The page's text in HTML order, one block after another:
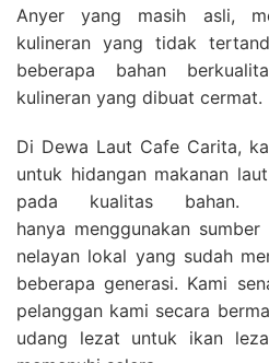
Anyer yang masih asli,
kulineran yang tidak
beberapa bahan
kulineran yang dibuat cermat.
Di Dewa Laut Cafe Carita,
untuk hidangan makanan
pada kualitas bahan.
hanya menggunakan
nelayan lokal yang sudah
beberapa generasi. Kami
pelanggan kami secara
udang lezat untuk ikan